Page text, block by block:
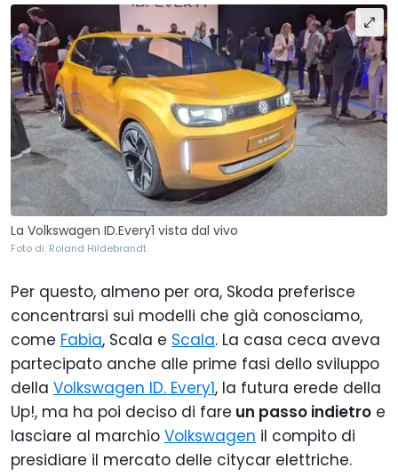
La Volkswagen ID.Every1 vista dal vivo
Foto di: Roland Hildebrandt
Per questo, almeno per ora, Skoda preferisce
concentrarsi sui modelli che già conosciamo,
come Fabia, Scala e Scala. La casa ceca aveva
partecipato anche alle prime fasi dello sviluppo
della Volkswagen ID. Every1, la futura erede della
Up!, ma ha poi deciso di fare un passo indietro e
lasciare al marchio Volkswagen il compito di
presidiare il mercato delle citycar elettriche.